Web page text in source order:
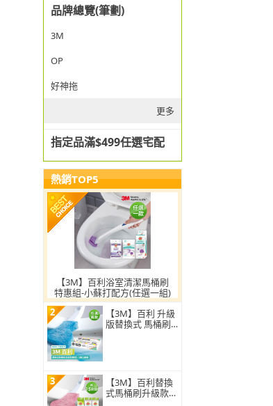
品牌總覽(筆劃)
3M
OP
好神拖
更多
指定品滿$499任選宅配
熱銷TOP5
【3M】百利浴室清潔馬桶刷
特惠組-小蘇打配方(任選一組)
2
【3M】百利 升級
版替換式 馬桶刷
3
【3M】百利替換
式馬桶刷升級款